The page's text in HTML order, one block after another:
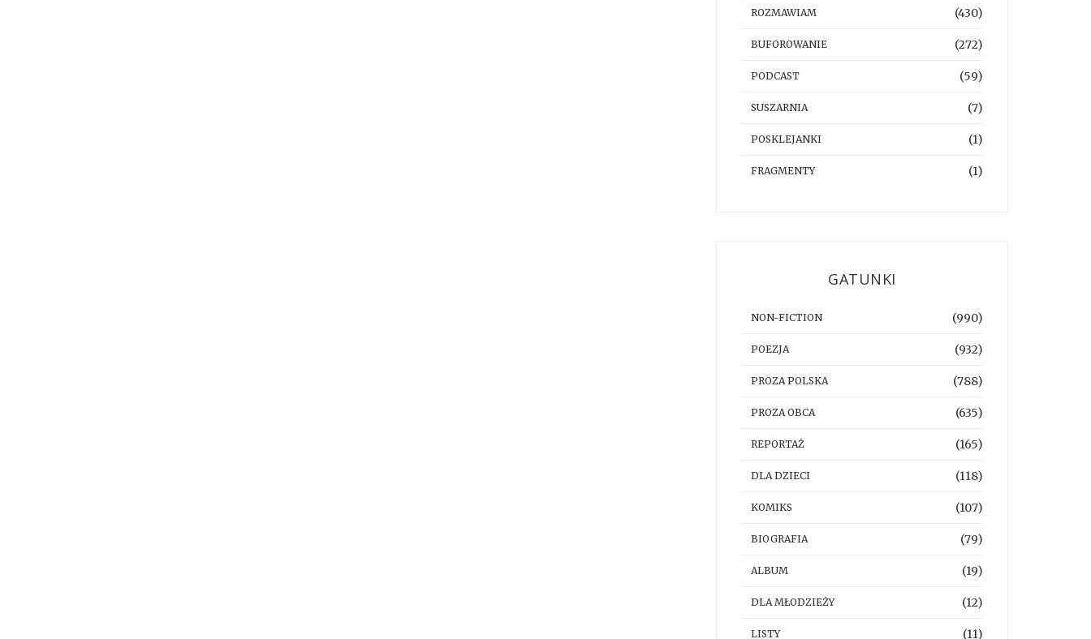
ROZMAWIAM (430)
BUFOROWANIE (272)
PODCAST (59)
SUSZARNIA (7)
POSKLEJANKI (1)
FRAGMENTY (1)
GATUNKI
NON-FICTION (990)
POEZJA (932)
PROZA POLSKA (788)
PROZA OBCA (635)
REPORTAŻ (165)
DLA DZIECI (118)
KOMIKS (107)
BIOGRAFIA (79)
ALBUM (19)
DLA MŁODZIEŻY (12)
LISTY (11)